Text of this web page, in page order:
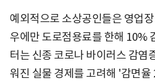
예외적으로 소상공인들은 영업
우에만 도로점용료를 한해 10%
터는 신종 코로나 바이러스 감염
워진 실물 경제를 고려해 '감면